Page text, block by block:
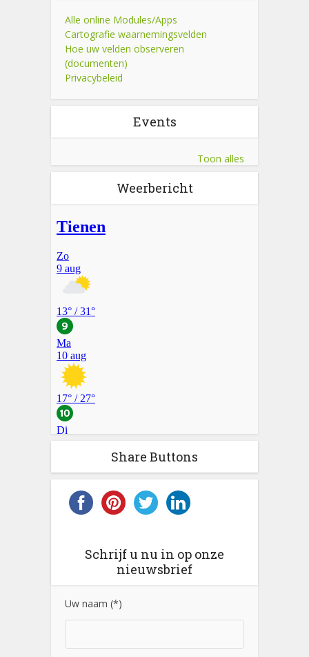
Alle online Modules/Apps
Cartografie waarnemingsvelden
Hoe uw velden observeren
(documenten)
Privacybeleid
Events
Toon alles
Weerbericht
Share Buttons
Schrijf u nu in op onze
nieuwsbrief
Uw naam (*)